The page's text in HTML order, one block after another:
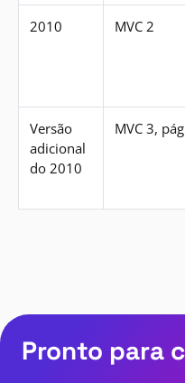
2010 MVC 2
Versão
adicional
do 2010
MVC 3,
Pronto para